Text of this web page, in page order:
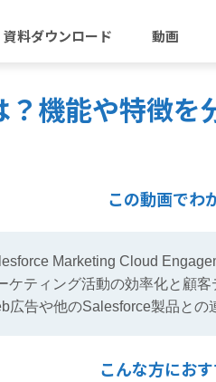
資料ダウンロード 動画
機能や特徴を
この動画でわ
Marketing Cloud
ケティング活動の効率化と顧
広告や他のSalesforce製品との
こんな方にお